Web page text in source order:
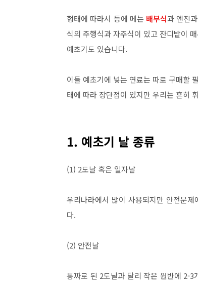
형태에 따라서 등에 메는 배부식과 엔진
식의 주행식과 자주식이 있고 잔디밭이
예초기도 있습니다.
이들 예초기에 넣는 연료는 따로 구매할
태에 따라 장단점이 있지만 우리는 흔히
1. 예초기 날 종류
(1) 2도날 혹은 일자날
우리나라에서 많이 사용되지만 안전문
다.
(2) 안전날
통짜로 된 2도날과 달리 작은 원반에 2-